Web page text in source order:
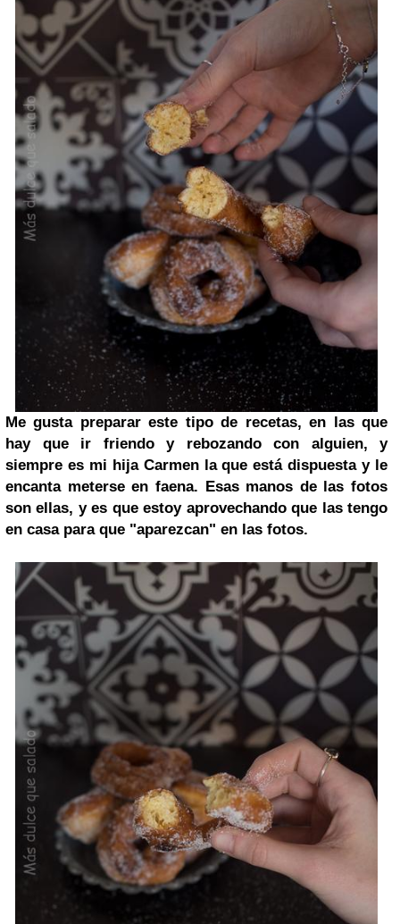
Me gusta preparar este tipo de recetas, en las que
hay que ir friendo y rebozando con alguien, y
siempre es mi hija Carmen la que está dispuesta y le
encanta meterse en faena. Esas manos de las fotos
son ellas, y es que estoy aprovechando que las tengo
en casa para que "aparezcan" en las fotos.